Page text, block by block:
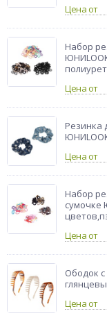
Цена от
Набор
Цена от
Резинка
Цена от
Набор
сумочке
Цена от
Ободок
Цена от